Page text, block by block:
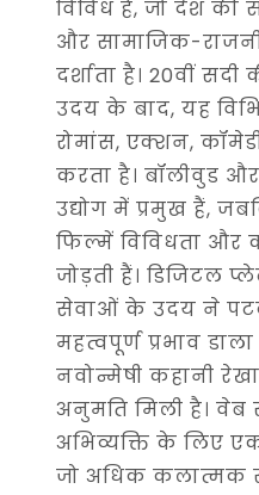
विविध है, जो देश की
और सामाजिक-
दर्शाता है। 20वीं
उदय के बाद, यह
रोमांस, एक्शन,
करता है। बॉलीवुड
उद्योग में प्रमुख हैं,
फिल्में विविधता और
जोड़ती हैं। डिजिटल
सेवाओं के उदय ने
महत्वपूर्ण प्रभाव
नवोन्मेषी कहानी
अनुमति मिली है। वेब
अभिव्यक्ति के लिए एक
जो अधिक कलात्मक